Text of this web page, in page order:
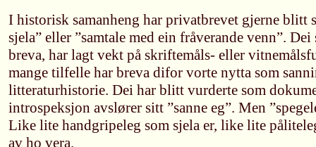
I historisk samanheng har privatbrevet gjerne blitt
sjela” eller ”samtale med ein fråverande venn”.
breva, har lagt vekt på skriftemåls- eller
mange tilfelle har breva difor vorte nytta som
litteraturhistorie. Dei har blitt vurderte som
introspeksjon avslører sitt ”sanne eg”. Men
Like lite handgripeleg som sjela er, like lite
av ho vera.